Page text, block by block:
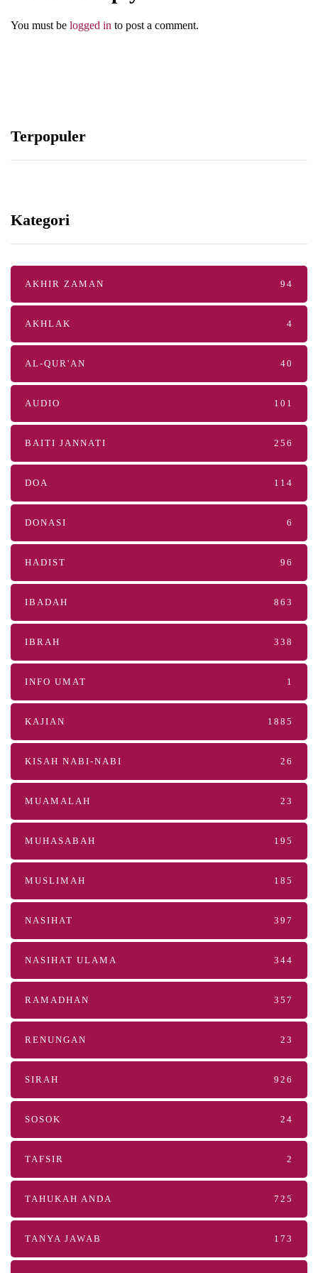
You must be logged in to post a comment.
Terpopuler
Kategori
AKHIR ZAMAN 94
AKHLAK 4
AL-QUR'AN 40
AUDIO 101
BAITI JANNATI 256
DOA 114
DONASI 6
HADIST 96
IBADAH 863
IBRAH 338
INFO UMAT 1
KAJIAN 1885
KISAH NABI-NABI 26
MUAMALAH 23
MUHASABAH 195
MUSLIMAH 185
NASIHAT 397
NASIHAT ULAMA 344
RAMADHAN 357
RENUNGAN 23
SIRAH 926
SOSOK 24
TAFSIR 2
TAHUKAH ANDA 725
TANYA JAWAB 173